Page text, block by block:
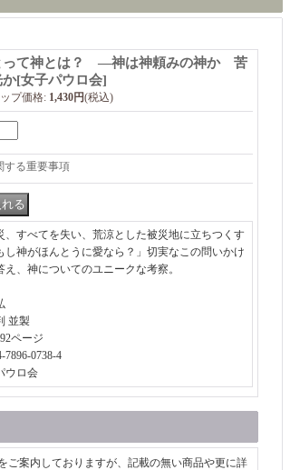
って神とは？ ―神は神頼みの神か 苦
か[女子パウロ会]
プ価格: 1,430円(税込)
する重要事項
、すべてを失い、荒涼とした被災地に立ちつくす
神がほんとうに愛なら？」切実なこの問いかけ
え、神についてのユニークな考察。
並製
ページ
7896-0738-4
ウロ会
ご案内しておりますが、記載の無い商品や更に詳